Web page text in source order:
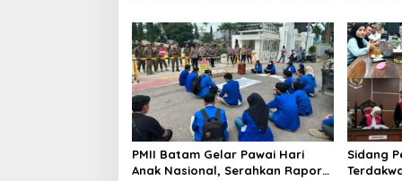
n
Competition HUT Ke-81 RI
Berhasil
PMII Batam Gelar Pawai Hari
Anak Nasional, Serahkan Rapor
Sidang